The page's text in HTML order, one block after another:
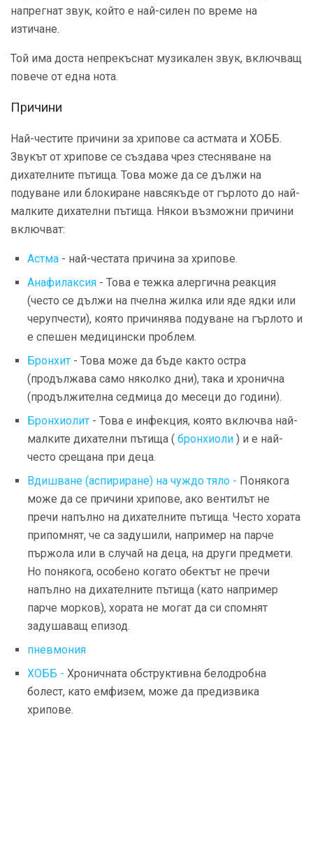
напрегнат звук, който е най-силен по време на
изтичане.
Той има доста непрекъснат музикален звук, включващ
повече от една нота.
Причини
Най-честите причини за хрипове са астмата и ХОББ.
Звукът от хрипове се създава чрез стесняване на
дихателните пътища. Това може да се дължи на
подуване или блокиране навсякъде от гърлото до най-
малките дихателни пътища. Някои възможни причини
включват:
Астма - най-честата причина за хрипове.
Анафилаксия - Това е тежка алергична реакция
(често се дължи на пчелна жилка или яде ядки или
черупчести), която причинява подуване на гърлото и
е спешен медицински проблем.
Бронхит - Това може да бъде както остра
(продължава само няколко дни), така и хронична
(продължителна седмица до месеци до години).
Бронхиолит - Това е инфекция, която включва най-
малките дихателни пътища ( бронхиоли ) и е най-
често срещана при деца.
Вдишване (аспириране) на чуждо тяло - Понякога
може да се причини хрипове, ако вентилът не
пречи напълно на дихателните пътища. Често хората
припомнят, че са задушили, например на парче
пържола или в случай на деца, на други предмети.
Но понякога, особено когато обектът не пречи
напълно на дихателните пътища (като например
парче морков), хората не могат да си спомнят
задушаващ епизод.
пневмония
ХОББ - Хроничната обструктивна белодробна
болест, като емфизем, може да предизвика
хрипове.